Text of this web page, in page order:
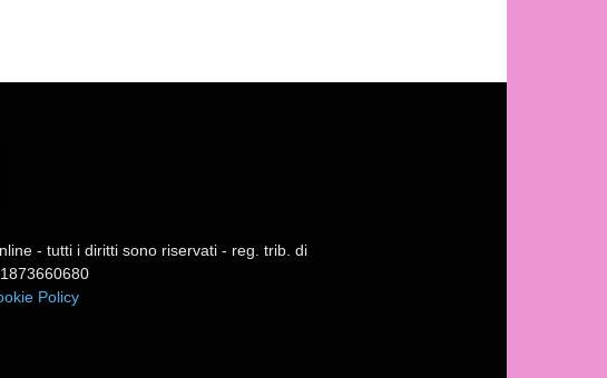
- tutti i diritti sono riservati - reg. trib. di
Policy